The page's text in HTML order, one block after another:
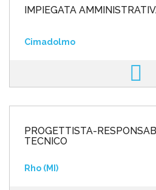
IMPIEGATA
Cimadolmo
PROGETTISTA-
TECNICO
Rho (MI)